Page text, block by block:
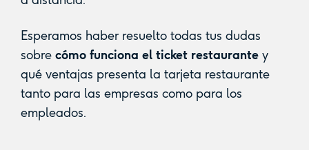
Esperamos haber resuelto todas tus dudas
sobre cómo funciona el ticket restaurantey
qué ventajas presenta la tarjeta restaurante
tanto para las empresas como para los
empleados.